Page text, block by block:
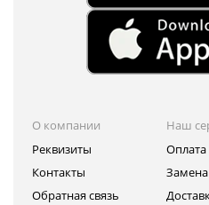
О компании
Реквизиты
Контакты
Обратная связь
Наш
Оплата
Замена